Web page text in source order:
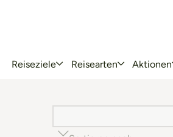
Reiseziele Reisearten Aktionen